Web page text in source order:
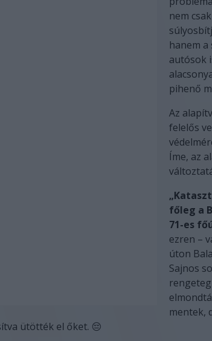
nem
hanem
autósok
pihenő
Az
felelős
Íme, az
főleg a
71-es
ezren –
úton
Sajnos
mentek,
ütötték el őket. 😔